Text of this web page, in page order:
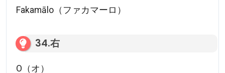
Fakamālo（ファカマーロ）
34.右
O（オ）